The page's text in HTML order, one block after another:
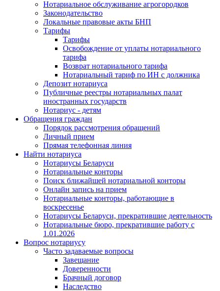
Нотариальное обслуживание агрогородков
Законодательство
Локальные правовые акты БНП
Тарифы
Тарифы
Освобождение от уплаты нотариального
тарифа
Возврат нотариального тарифа
Нотариальный тариф по ИН с должника
Депозит нотариуса
Публичные реестры нотариальных палат
иностранных государств
Нотариус - детям
Обращения граждан
Порядок рассмотрения обращений
Личный прием
Прямая телефонная линия
Найти нотариуса
Нотариусы Беларуси
Нотариальные конторы
Поиск ближайшей нотариальной конторы
Онлайн запись на прием
Нотариальные конторы, работающие в
воскресенье
Нотариусы Беларуси, прекратившие деятельность
Нотариальные бюро, прекратившие работу с
1.01.2026
Вопрос нотариусу
Часто задаваемые вопросы
Завещание
Доверенности
Брачный договор
Наследство